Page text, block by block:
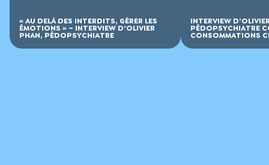
« AU DELÀ DES INTERDITS, GÉRER LES
ÉMOTIONS » – INTERVIEW D’OLIVIER
PHAN, PÉDOPSYCHIATRE
INTERVIEW
PÉDOPSYCHIATRE
CONSOMMATIONS